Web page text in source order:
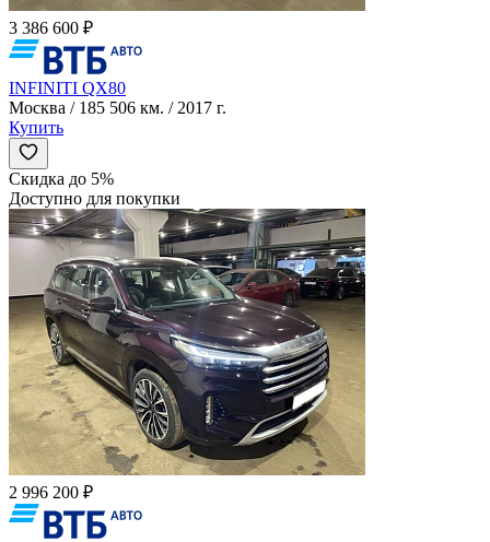
3 386 600 ₽
INFINITI QX80
Москва / 185 506 км. / 2017 г.
Купить
Скидка до 5%
Доступно для покупки
2 996 200 ₽